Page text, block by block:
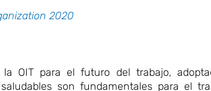
2020
OIT para el futuro del trabajo,
son fundamentales para el